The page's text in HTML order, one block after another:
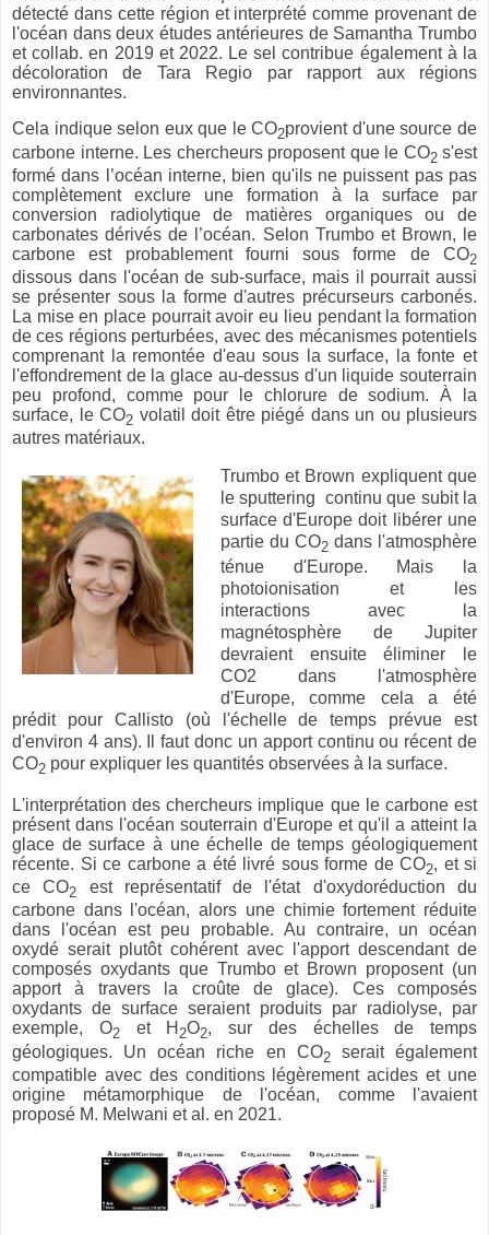
détecté dans cette région et interprété comme provenant de
l'océan dans deux études antérieures de Samantha Trumbo
et collab. en 2019 et 2022. Le sel contribue également à la
décoloration de Tara Regio par rapport aux régions
environnantes.
Cela indique selon eux que le CO2provient d'une source de
carbone interne. Les chercheurs proposent que le CO2 s'est
formé dans l’océan interne, bien qu'ils ne puissent pas pas
complètement exclure une formation à la surface par
conversion radiolytique de matières organiques ou de
carbonates dérivés de l’océan. Selon Trumbo et Brown, le
carbone est probablement fourni sous forme de CO2
dissous dans l'océan de sub-surface, mais il pourrait aussi
se présenter sous la forme d'autres précurseurs carbonés.
La mise en place pourrait avoir eu lieu pendant la formation
de ces régions perturbées, avec des mécanismes potentiels
comprenant la remontée d'eau sous la surface, la fonte et
l'effondrement de la glace au-dessus d'un liquide souterrain
peu profond, comme pour le chlorure de sodium. À la
surface, le CO2 volatil doit être piégé dans un ou plusieurs
autres matériaux.
Trumbo et Brown expliquent que
le sputtering continu que subit la
surface d'Europe doit libérer une
partie du CO2 dans l'atmosphère
ténue d'Europe. Mais la
photoionisation et les
interactions avec la
magnétosphère de Jupiter
devraient ensuite éliminer le
CO2 dans l'atmosphère
d'Europe, comme cela a été
prédit pour Callisto (où l'échelle de temps prévue est
d'environ 4 ans). Il faut donc un apport continu ou récent de
CO2 pour expliquer les quantités observées à la surface.
L'interprétation des chercheurs implique que le carbone est
présent dans l'océan souterrain d'Europe et qu'il a atteint la
glace de surface à une échelle de temps géologiquement
récente. Si ce carbone a été livré sous forme de CO2, et si
ce CO2 est représentatif de l'état d'oxydoréduction du
carbone dans l'océan, alors une chimie fortement réduite
dans l'océan est peu probable. Au contraire, un océan
oxydé serait plutôt cohérent avec l'apport descendant de
composés oxydants que Trumbo et Brown proposent (un
apport à travers la croûte de glace). Ces composés
oxydants de surface seraient produits par radiolyse, par
exemple, O2et H 2O2, sur des échelles de temps
géologiques. Un océan riche en CO2 serait également
compatible avec des conditions légèrement acides et une
origine métamorphique de l'océan, comme l'avaient
proposé M. Melwani et al. en 2021.